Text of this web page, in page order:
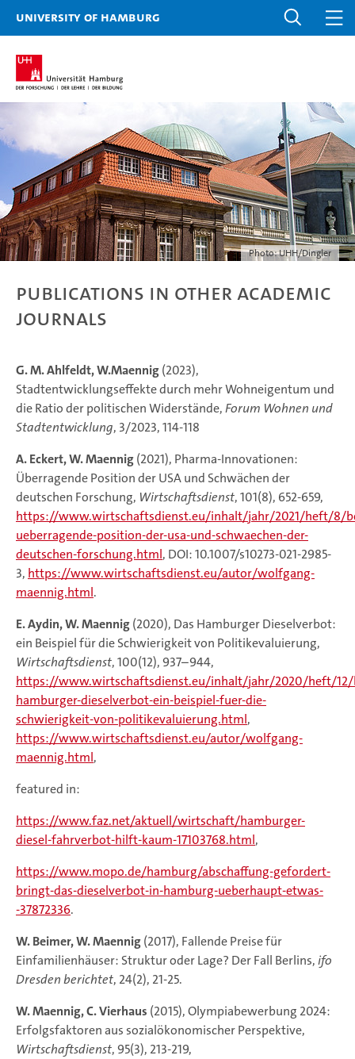
University of Hamburg
Photo: UHH/Dingler
Publications in other academic
journals
G. M. Ahlfeldt, W.Maennig(2023),
Stadtentwicklungseffekte durch mehr Wohneigentum und
die Ratio der politischen Widerstände,Forum Wohnen und
Stadtentwicklung, 3/2023, 114-118
A. Eckert, W. Maennig(2021), Pharma-Innovationen:
Überragende Position der USA und Schwächen der
deutschen Forschung, Wirtschaftsdienst, 101(8), 652-659,
https://www.wirtschaftsdienst.eu/inhalt/jahr/2021/heft/8/
ueberragende-position-der-usa-und-schwaechen-der-
deutschen-forschung.html, DOI: 10.1007/s10273-021-2985-
3, https://www.wirtschaftsdienst.eu/autor/wolfgang-
maennig.html.
E. Aydin, W. Maennig(2020), Das Hamburger Dieselverbot:
ein Beispiel für die Schwierigkeit von Politikevaluierung,
Wirtschaftsdienst, 100(12), 937–944,
https://www.wirtschaftsdienst.eu/inhalt/jahr/2020/heft/12/
hamburger-dieselverbot-ein-beispiel-fuer-die-
schwierigkeit-von-politikevaluierung.html,
https://www.wirtschaftsdienst.eu/autor/wolfgang-
maennig.html,
featured in:
https://www.faz.net/aktuell/wirtschaft/hamburger-
diesel-fahrverbot-hilft-kaum-17103768.html,
https://www.mopo.de/hamburg/abschaffung-gefordert-
bringt-das-dieselverbot-in-hamburg-ueberhaupt-etwas-
-37872336.
W. Beimer, W. Maennig(2017), Fallende Preise für
Einfamilienhäuser: Struktur oder Lage? Der Fall Berlins,ifo
Dresden berichtet, 24(2), 21-25.
W. Maennig, C. Vierhaus (2015), Olympiabewerbung 2024:
Erfolgsfaktoren aus sozialökonomischer Perspektive,
Wirtschaftsdienst, 95(3), 213-219,